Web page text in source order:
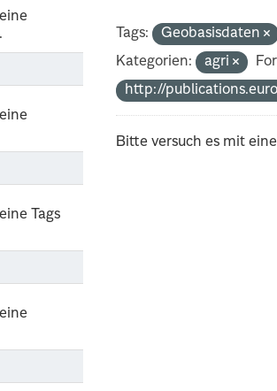
Tags
Tags: Geobasisdaten
Kategorien:
agri
http://
Bitte versuch es mit